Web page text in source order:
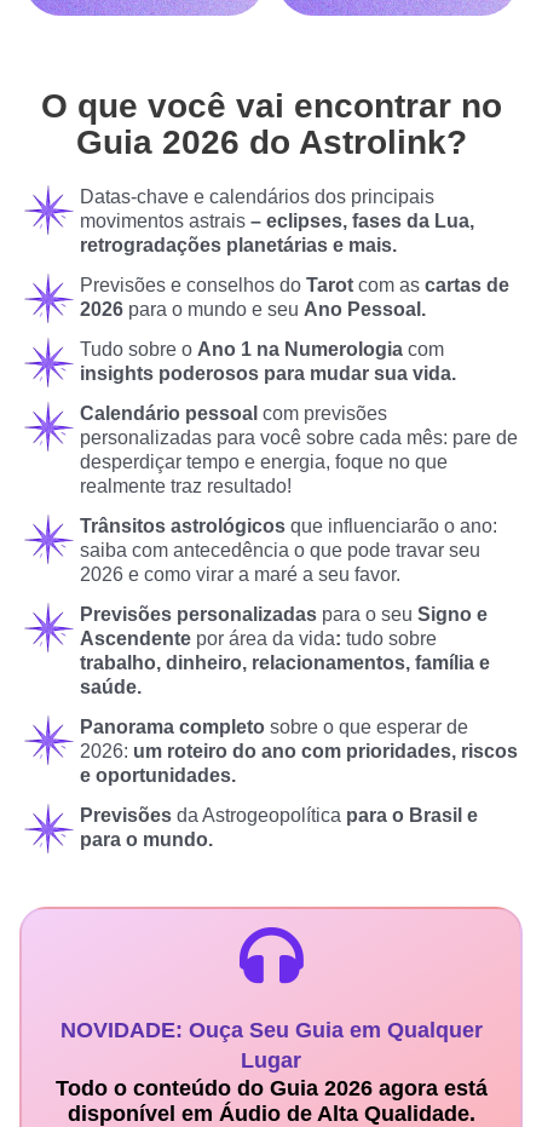
O que você vai encontrar no
Guia 2026 do Astrolink?
Trânsitos astrológicosque influenciarão o ano:
saiba com antecedência o que pode travar seu
2026 e como virar a maré a seu favor.
Previsões personalizadas para o seu Signo e
Ascendente por área da vida: tudo sobre
trabalho, dinheiro, relacionamentos, família e
saúde.
Panorama completosobre o que esperar de
2026: um roteiro do ano com prioridades, riscos
e oportunidades.
Previsõesda Astrogeopolítica para o Brasil e
para o mundo.
Datas-chave e calendários dos principais
movimentos astrais– eclipses, fases da Lua,
retrogradações planetárias e mais.
Previsões e conselhos do Tarotcom as cartas de
2026para o mundo e seu Ano Pessoal.
Tudo sobre o Ano 1 na Numerologiacom
insights poderosos para mudar sua vida.
Calendário pessoal com previsões
personalizadas para você sobre cada mês: pare de
desperdiçar tempo e energia, foque no que
realmente traz resultado!
NOVIDADE: Ouça Seu Guia em Qualquer
Lugar
Todo o conteúdo do Guia 2026 agora está
disponível em Áudio de Alta Qualidade.